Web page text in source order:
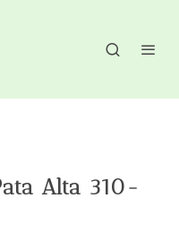
Alta 310-